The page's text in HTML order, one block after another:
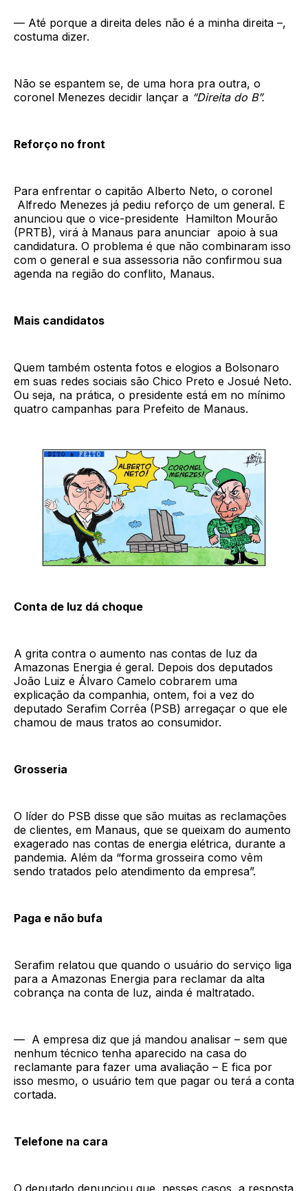
— Até porque a direita deles não é a minha direita –,
costuma dizer.
Não se espantem se, de uma hora pra outra, o
coronel Menezes decidir lançar a “Direita do B”.
Reforço no front
Para enfrentar o capitão Alberto Neto, o coronel
Alfredo Menezes já pediu reforço de um general. E
anunciou que o vice-presidente Hamilton Mourão
(PRTB), virá à Manaus para anunciar apoio à sua
candidatura. O problema é que não combinaram isso
com o general e sua assessoria não confirmou sua
agenda na região do conflito, Manaus.
Mais candidatos
Quem também ostenta fotos e elogios a Bolsonaro
em suas redes sociais são Chico Preto e Josué Neto.
Ou seja, na prática, o presidente está em no mínimo
quatro campanhas para Prefeito de Manaus.
Conta de luz dá choque
A grita contra o aumento nas contas de luz da
Amazonas Energia é geral. Depois dos deputados
João Luiz e Álvaro Camelo cobrarem uma
explicação da companhia, ontem, foi a vez do
deputado Serafim Corrêa (PSB) arregaçar o que ele
chamou de maus tratos ao consumidor.
Grosseria
O líder do PSB disse que são muitas as reclamações
de clientes, em Manaus, que se queixam do aumento
exagerado nas contas de energia elétrica, durante a
pandemia. Além da “forma grosseira como vêm
sendo tratados pelo atendimento da empresa”.
Paga e não bufa
Serafim relatou que quando o usuário do serviço liga
para a Amazonas Energia para reclamar da alta
cobrança na conta de luz, ainda é maltratado.
— A empresa diz que já mandou analisar – sem que
nenhum técnico tenha aparecido na casa do
reclamante para fazer uma avaliação – E fica por
isso mesmo, o usuário tem que pagar ou terá a conta
cortada.
Telefone na cara
O deputado denunciou que, nesses casos, a resposta